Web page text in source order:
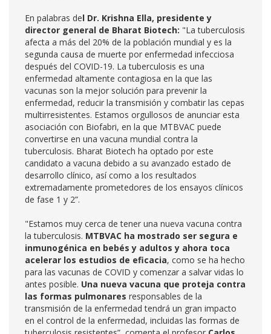
En palabras del Dr. Krishna Ella, presidente y
director general de Bharat Biotech: "La tuberculosis
afecta a más del 20% de la población mundial y es la
segunda causa de muerte por enfermedad infecciosa
después del COVID-19. La tuberculosis es una
enfermedad altamente contagiosa en la que las
vacunas son la mejor solución para prevenir la
enfermedad, reducir la transmisión y combatir las cepas
multirresistentes. Estamos orgullosos de anunciar esta
asociación con Biofabri, en la que MTBVAC puede
convertirse en una vacuna mundial contra la
tuberculosis. Bharat Biotech ha optado por este
candidato a vacuna debido a su avanzado estado de
desarrollo clínico, así como a los resultados
extremadamente prometedores de los ensayos clínicos
de fase 1 y 2”.
"Estamos muy cerca de tener una nueva vacuna contra
la tuberculosis. MTBVAC ha mostrado ser segura e
inmunogénica en bebés y adultos y ahora toca
acelerar los estudios de eficacia, como se ha hecho
para las vacunas de COVID y comenzar a salvar vidas lo
antes posible. Una nueva vacuna que proteja contra
las formas pulmonares responsables de la
transmisión de la enfermedad tendrá un gran impacto
en el control de la enfermedad, incluidas las formas de